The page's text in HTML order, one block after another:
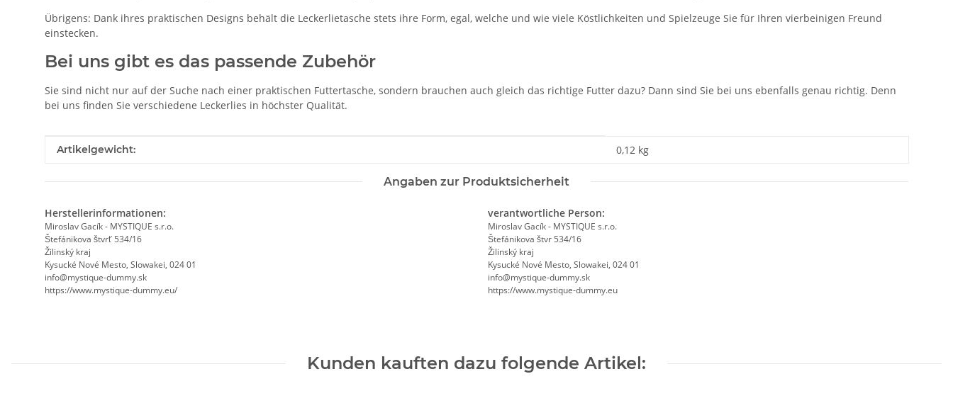
Übrigens: Dank ihres praktischen Designs behält die Leckerlietasche stets ihre Form, egal, welche und wie viele Köstlichkeiten und Spielzeuge Sie für Ihren vierbeinigen Freund
einstecken.
Bei uns gibt es das passende Zubehör
Sie sind nicht nur auf der Suche nach einer praktischen Futtertasche, sondern brauchen auch gleich das richtige Futter dazu? Dann sind Sie bei uns ebenfalls genau richtig. Denn
bei uns finden Sie verschiedene Leckerlies in höchster Qualität.
Produkteigenschaft
Wert
Artikelgewicht: 0,12 kg
Angaben zur Produktsicherheit
Herstellerinformationen:
Miroslav Gacík - MYSTIQUE s.r.o.
Štefánikova štvrť 534/16
Žilinský kraj
Kysucké Nové Mesto, Slowakei, 024 01
info@mystique-dummy.sk
https://www.mystique-dummy.eu/
verantwortliche Person:
Miroslav Gacík - MYSTIQUE s.r.o.
Štefánikova štvr 534/16
Žilinský kraj
Kysucké Nové Mesto, Slowakei, 024 01
info@mystique-dummy.sk
https://www.mystique-dummy.eu
Kunden kauften dazu folgende Artikel: